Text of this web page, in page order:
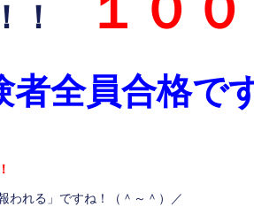
！
者全員合格で
われる」ですね！（＾～＾）／